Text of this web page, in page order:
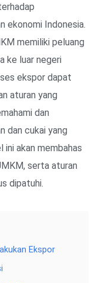
ekonomi Indonesia.
memiliki peluang
ke luar negeri
ekspor dapat
aturan yang
dan
dan cukai yang
akan membahas
serta aturan
dipatuhi.
Ekspor